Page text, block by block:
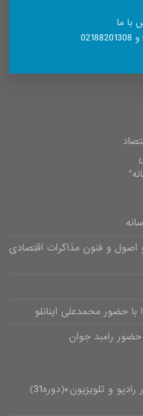
با ما
و اصول و فنون مذاکرات اقتصادی
حضور محمدعلی اینانلو
رامبد جوان
شروع دوره «گویندگی و اجرا در رادیو و تلویزیون»(دوره31)